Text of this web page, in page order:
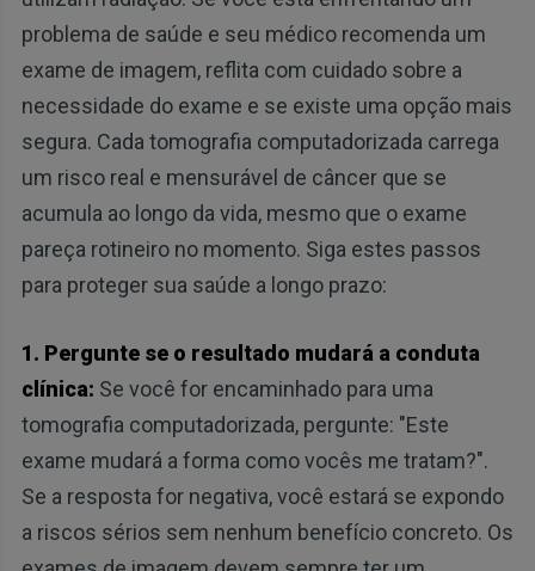
problema de saúde e seu médico recomenda um
exame de imagem, reflita com cuidado sobre a
necessidade do exame e se existe uma opção mais
segura. Cada tomografia computadorizada carrega
um risco real e mensurável de câncer que se
acumula ao longo da vida, mesmo que o exame
pareça rotineiro no momento. Siga estes passos
para proteger sua saúde a longo prazo:
1. Pergunte se o resultado mudará a conduta
clínica: Se você for encaminhado para uma
tomografia computadorizada, pergunte: "Este
exame mudará a forma como vocês me tratam?".
Se a resposta for negativa, você estará se expondo
a riscos sérios sem nenhum benefício concreto. Os